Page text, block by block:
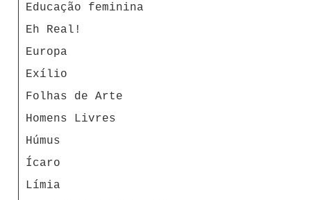
Educação feminina
Eh Real!
Europa
Exílio
Folhas de Arte
Homens Livres
Húmus
Ícaro
Límia